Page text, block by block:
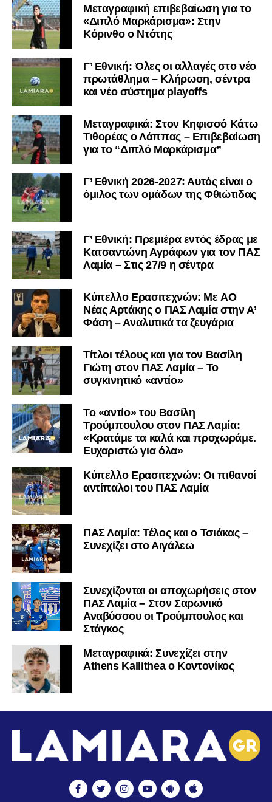
Μεταγραφική επιβεβαίωση για το
«Διπλό Μαρκάρισμα»: Στην
Κόρινθο ο Ντότης
Γ’ Εθνική: Όλες οι αλλαγές στο νέο
πρωτάθλημα – Κλήρωση, σέντρα
και νέο σύστημα playoffs
Μεταγραφικά: Στον Κηφισσό Κάτω
Τιθορέας ο Λάππας – Επιβεβαίωση
για το “Διπλό Μαρκάρισμα”
Γ’ Εθνική 2026-2027: Αυτός είναι ο
όμιλος των ομάδων της Φθιώτιδας
Γ’ Εθνική: Πρεμιέρα εντός έδρας με
Κατσαντώνη Αγράφων για τον ΠΑΣ
Λαμία – Στις 27/9 η σέντρα
Kύπελλο Ερασιτεχνών: Με AO
Nέας Αρτάκης ο ΠΑΣ Λαμία στην Α’
Φάση – Αναλυτικά τα ζευγάρια
Τίτλοι τέλους και για τον Βασίλη
Γιώτη στον ΠΑΣ Λαμία – Το
συγκινητικό «αντίο»
Το «αντίο» του Βασίλη
Τρούμπουλου στον ΠΑΣ Λαμία:
«Κρατάμε τα καλά και προχωράμε.
Ευχαριστώ για όλα»
Κύπελλο Ερασιτεχνών: Οι πιθανοί
αντίπαλοι του ΠΑΣ Λαμία
ΠΑΣ Λαμία: Τέλος και ο Τσιάκας –
Συνεχίζει στο Αιγάλεω
Συνεχίζονται οι αποχωρήσεις στον
ΠΑΣ Λαμία – Στον Σαρωνικό
Αναβύσσου οι Τρούμπουλος και
Στάγκος
Mεταγραφικά: Συνεχίζει στην
Athens Kallithea ο Κοντονίκος